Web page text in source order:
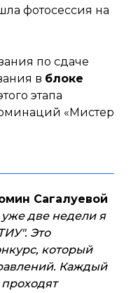
фотосессия на
по сдаче
в блоке
этапа
«Мистер
Сагалуевой
уже две недели я
Это
который
Каждый